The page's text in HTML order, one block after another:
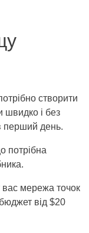
створити
швидко і без
перший день.
потрібна
вас мережа точок
від $20